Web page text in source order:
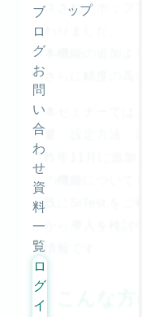
ブ
ロ
グ
お
問
い
合
わ
せ
資
料
一
覧
ロ
グ
イ
ップ
スされ、ポップ
本機能の追加よ
さらに精度の
本セミナーでは
要、設定方法
昨年11月に追
の機能について
既にSiTest を
から導入を検討
情報です。
こんな